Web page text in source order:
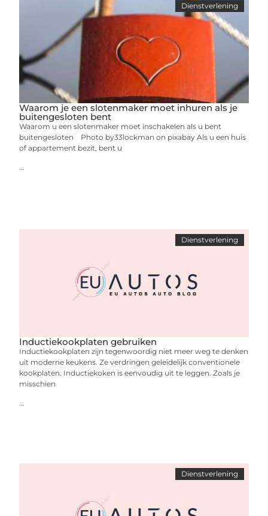
Dienstverlening
Waarom je een slotenmaker moet inhuren als je
buitengesloten bent
Waarom u een slotenmaker moet inschakelen als u bent
buitengesloten ‍ Photo by33lockman on pixabay Als u een huis
of appartement bezit, bent u
Dienstverlening
Inductiekookplaten gebruiken
Inductiekookplaten zijn tegenwoordig niet meer weg te denken
uit moderne keukens. Ze verdringen geleidelijk conventionele
kookplaten. Inductiekoken is eenvoudig uit te leggen. Zoals je
misschien
Dienstverlening